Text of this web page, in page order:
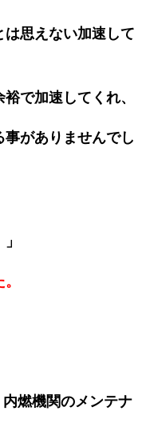
思えない加速して
で加速してくれ、
がありませんでし
燃機関のメンテナ